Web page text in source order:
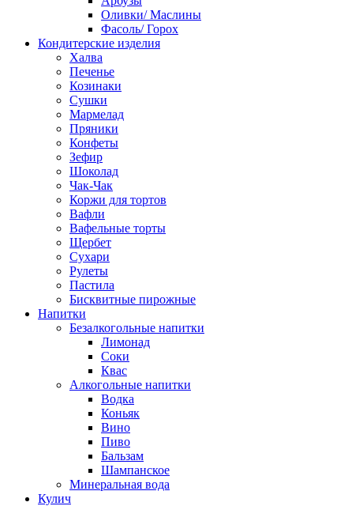
Оливки/ Маслины
Фасоль/ Горох
Кондитерские изделия
Халва
Печенье
Козинаки
Сушки
Мармелад
Пряники
Конфеты
Зефир
Шоколад
Чак-Чак
Коржи для тортов
Вафли
Вафельные торты
Щербет
Сухари
Рулеты
Пастила
Бисквитные пирожные
Напитки
Безалкогольные напитки
Лимонад
Соки
Квас
Алкогольные напитки
Водка
Коньяк
Вино
Пиво
Бальзам
Шампанское
Минеральная вода
Кулич